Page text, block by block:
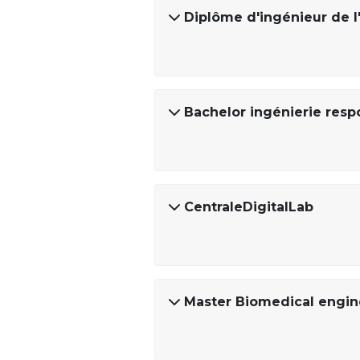
Diplôme d'ingénieur de
Bachelor ingénierie
CentraleDigitalLab
Master Biomedical